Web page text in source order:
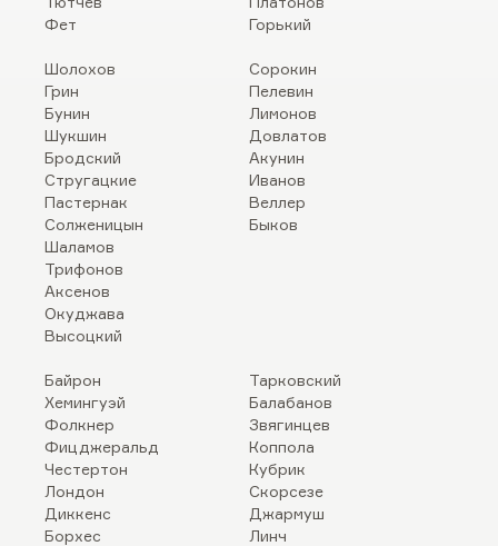
Фет
Горький
Шолохов
Грин
Бунин
Шукшин
Бродский
Стругацкие
Пастернак
Солженицын
Шаламов
Трифонов
Аксенов
Окуджава
Высоцкий
Сорокин
Пелевин
Лимонов
Довлатов
Акунин
Иванов
Веллер
Быков
Байрон
Хемингуэй
Фолкнер
Фицджеральд
Честертон
Лондон
Диккенс
Борхес
Тарковский
Балабанов
Звягинцев
Коппола
Кубрик
Скорсезе
Джармуш
Линч